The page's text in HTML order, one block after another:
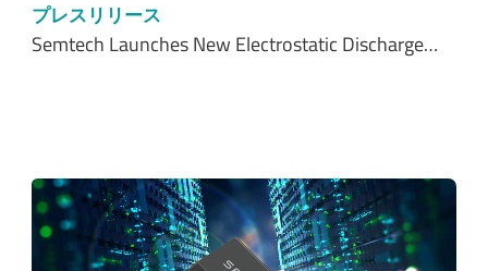
プレスリリース
Semtech Launches New Electrostatic Discharge…